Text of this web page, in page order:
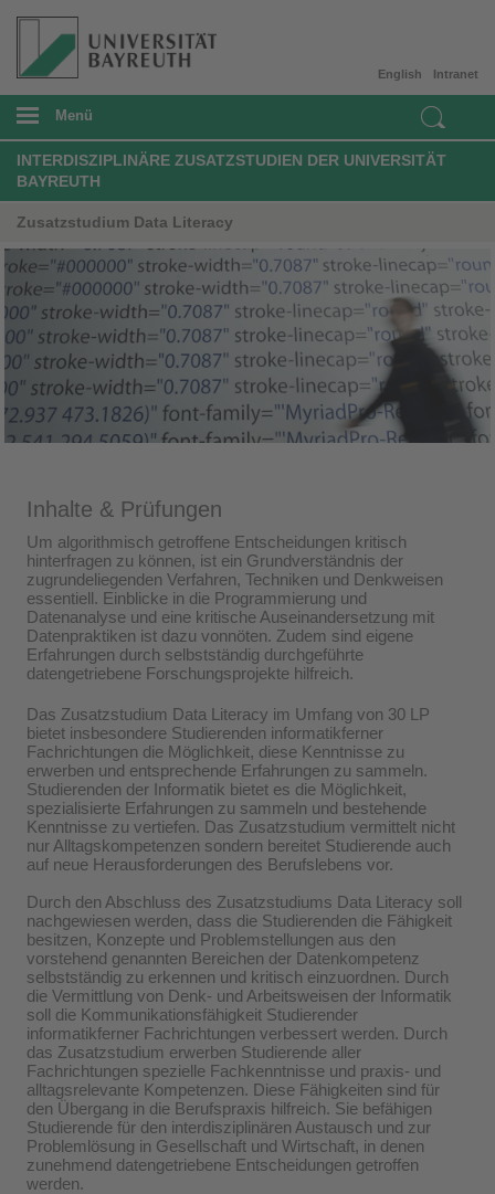
Intranet
English
Menü
INTERDISZIPLINÄRE ZUSATZSTUDIEN DER UNIVERSITÄT
BAYREUTH
Zusatzstudium Data Literacy
Inhalte & Prüfungen
Um algorithmisch getroffene Entscheidungen kritisch
hinterfragen zu können, ist ein Grundverständnis der
zugrundeliegenden Verfahren, Techniken und Denkweisen
essentiell. Einblicke in die Programmierung und
Datenanalyse und eine kritische Auseinandersetzung mit
Datenpraktiken ist dazu vonnöten. Zudem sind eigene
Erfahrungen durch selbstständig durchgeführte
datengetriebene Forschungsprojekte hilfreich.
Das Zusatzstudium Data Literacy im Umfang von 30 LP
bietet insbesondere Studierenden informatikferner
Fachrichtungen die Möglichkeit, diese Kenntnisse zu
erwerben und entsprechende Erfahrungen zu sammeln.
Studierenden der Informatik bietet es die Möglichkeit,
spezialisierte Erfahrungen zu sammeln und bestehende
Kenntnisse zu vertiefen. Das Zusatzstudium vermittelt nicht
nur Alltagskompetenzen sondern bereitet Studierende auch
auf neue Herausforderungen des Berufslebens vor.
Durch den Abschluss des Zusatzstudiums Data Literacy soll
nachgewiesen werden, dass die Studierenden die Fähigkeit
besitzen, Konzepte und Problemstellungen aus den
vorstehend genannten Bereichen der Datenkompetenz
selbstständig zu erkennen und kritisch einzuordnen. Durch
die Vermittlung von Denk- und Arbeitsweisen der Informatik
soll die Kommunikationsfähigkeit Studierender
informatikferner Fachrichtungen verbessert werden. Durch
das Zusatzstudium erwerben Studierende aller
Fachrichtungen spezielle Fachkenntnisse und praxis- und
alltagsrelevante Kompetenzen. Diese Fähigkeiten sind für
den Übergang in die Berufspraxis hilfreich. Sie befähigen
Studierende für den interdisziplinären Austausch und zur
Problemlösung in Gesellschaft und Wirtschaft, in denen
zunehmend datengetriebene Entscheidungen getroffen
werden.